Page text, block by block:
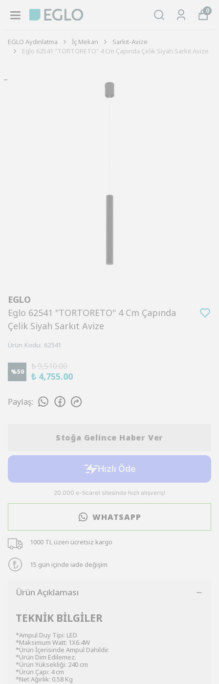
0
EGLO Aydınlatma İç Mekan
Sarkıt-Avize
Eglo 62541 "TORTORETO" 4 Cm Çapında Çelik Siyah Sarkıt Avize
EGLO
Eglo 62541 "TORTORETO" 4 Cm Çapında
Çelik Siyah Sarkıt Avize
Ürün Kodu: 62541
%50
₺ 9,510.00
₺ 4,755.00
Paylaş:
Stoğa Gelince Haber Ver
WHATSAPP
1000 TL üzeri ücretsiz kargo
15 gün içinde iade değişim
Ürün Açıklaması
TEKNİK BİLGİLER
*Ampul Duy Tipi: LED
*Maksimum Watt: 1X6.4W
*Ürün İçerisinde Ampul Dahildir.
*Ürün Dim Edilemez.
*Ürün Yüksekliği: 240 cm
*Ürün Çapı: 4 cm
*Net Ağırlık: 0.58 Kg